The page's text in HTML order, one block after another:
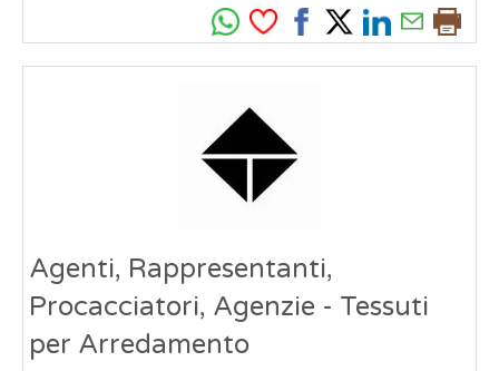
Agenti, Rappresentanti,
Procacciatori, Agenzie - Tessuti
per Arredamento